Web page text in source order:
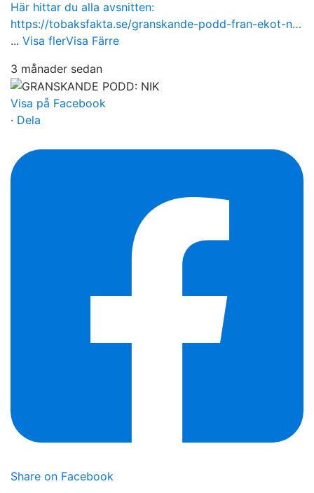
Här hittar du alla avsnitten:
https://tobaksfakta.se/granskande-podd-fran-ekot-n…
... Visa flerVisa Färre
3 månader sedan
Visa på Facebook
· Dela
Share on Facebook